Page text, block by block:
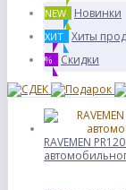
NEW Новинки
ХИТ Хиты
% Скидки
RAVEMEN